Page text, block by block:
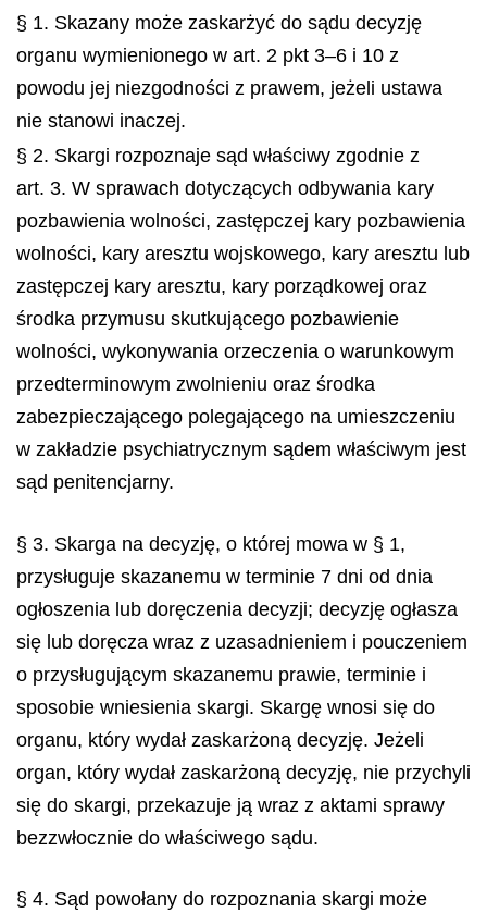
§ 1. Skazany może zaskarżyć do sądu decyzję
organu wymienionego w art. 2 pkt 3–6 i 10 z
powodu jej niezgodności z prawem, jeżeli ustawa
nie stanowi inaczej.
§ 2. Skargi rozpoznaje sąd właściwy zgodnie z
art. 3. W sprawach dotyczących odbywania kary
pozbawienia wolności, zastępczej kary pozbawienia
wolności, kary aresztu wojskowego, kary aresztu lub
zastępczej kary aresztu, kary porządkowej oraz
środka przymusu skutkującego pozbawienie
wolności, wykonywania orzeczenia o warunkowym
przedterminowym zwolnieniu oraz środka
zabezpieczającego polegającego na umieszczeniu
w zakładzie psychiatrycznym sądem właściwym jest
sąd penitencjarny.
§ 3. Skarga na decyzję, o której mowa w § 1,
przysługuje skazanemu w terminie 7 dni od dnia
ogłoszenia lub doręczenia decyzji; decyzję ogłasza
się lub doręcza wraz z uzasadnieniem i pouczeniem
o przysługującym skazanemu prawie, terminie i
sposobie wniesienia skargi. Skargę wnosi się do
organu, który wydał zaskarżoną decyzję. Jeżeli
organ, który wydał zaskarżoną decyzję, nie przychyli
się do skargi, przekazuje ją wraz z aktami sprawy
bezzwłocznie do właściwego sądu.
§ 4. Sąd powołany do rozpoznania skargi może